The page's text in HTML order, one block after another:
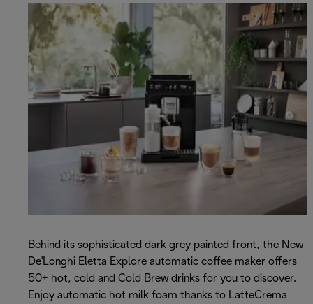
Behind its sophisticated dark grey painted front, the New
De'Longhi Eletta Explore automatic coffee maker offers
50+ hot, cold and Cold Brew drinks for you to discover.
Enjoy automatic hot milk foam thanks to LatteCrema